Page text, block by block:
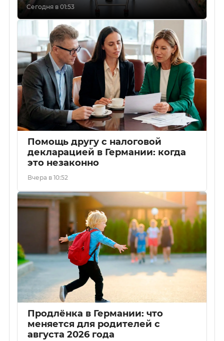
Сегодня в 01:53
Помощь другу с налоговой
декларацией в Германии: когда
это незаконно
Вчера в 10:52
Продлёнка в Германии: что
меняется для родителей с
августа 2026 года